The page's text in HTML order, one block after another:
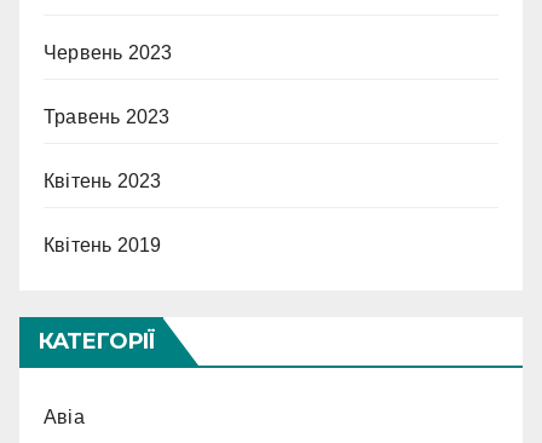
Червень 2023
Травень 2023
Квітень 2023
Квітень 2019
КАТЕГОРІЇ
Авіа